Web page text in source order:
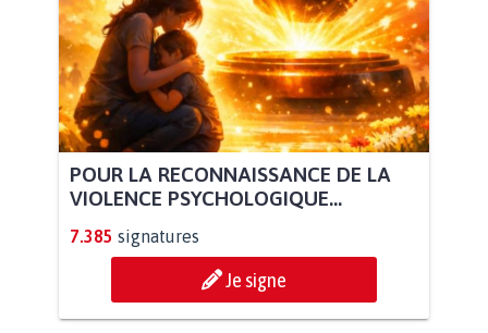
POUR LA RECONNAISSANCE DE LA
VIOLENCE PSYCHOLOGIQUE...
7.385 signatures
Je signe